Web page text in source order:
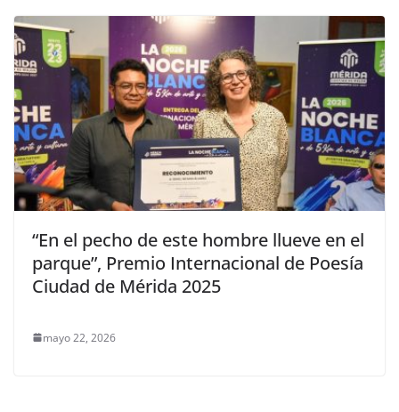
“En el pecho de este hombre llueve en el
parque”, Premio Internacional de Poesía
Ciudad de Mérida 2025
mayo 22, 2026